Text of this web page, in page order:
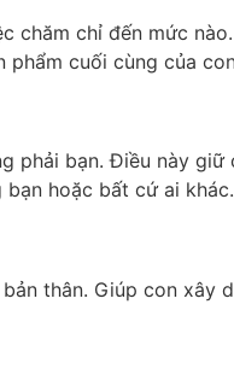
chỉ đến mức
cuối cùng của
phải bạn. Điều này
hoặc bất cứ ai khác.
thân. Giúp con xây